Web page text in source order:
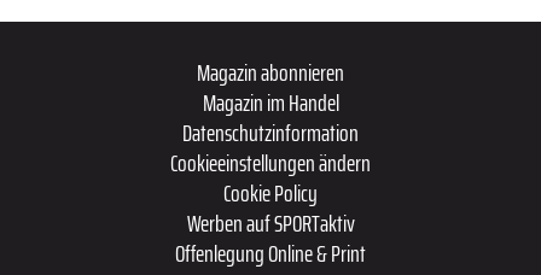
Magazin abonnieren
Magazin im Handel
Datenschutzinformation
Cookieeinstellungen ändern
Cookie Policy
Werben auf SPORTaktiv
Offenlegung Online & Print